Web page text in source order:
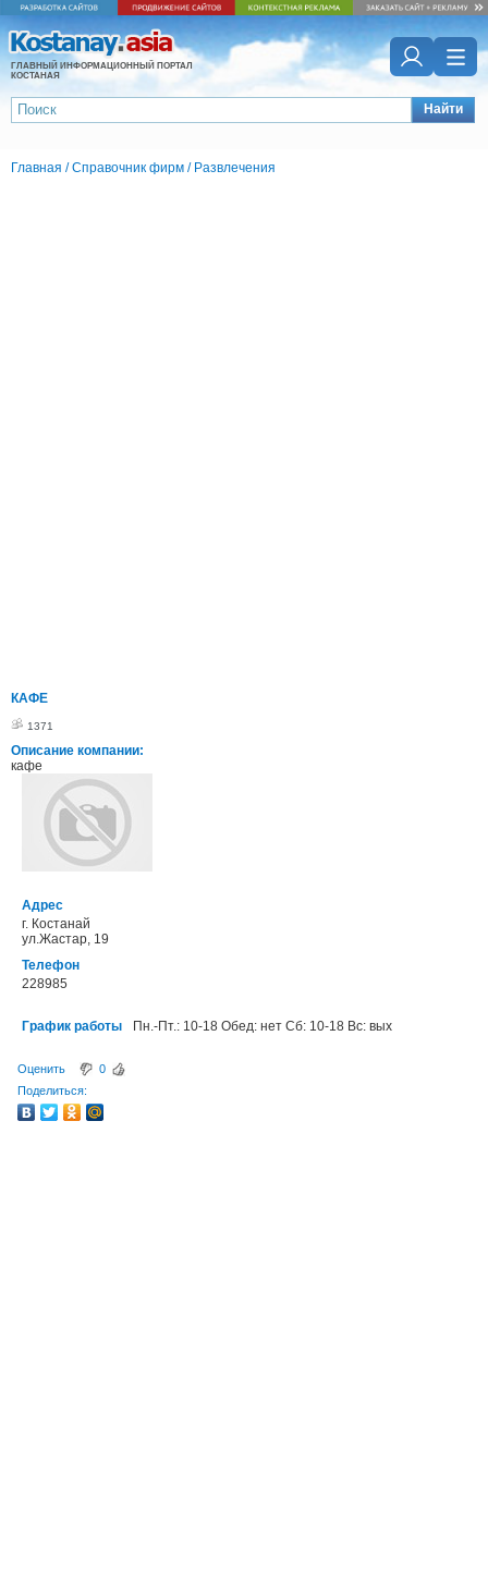
ГЛАВНЫЙ ИНФОРМАЦИОННЫЙ ПОРТАЛ
КОСТАНАЯ
Найти
Главная /Справочник фирм / Развлечения
КАФЕ
1371
Описание компании:
кафе
Адрес
г. Костанай
ул.Жастар, 19
Телефон
228985
График работы Пн.-Пт.: 10-18 Обед: нет Сб: 10-18 Вс: вых
Оценить
0
Поделиться: